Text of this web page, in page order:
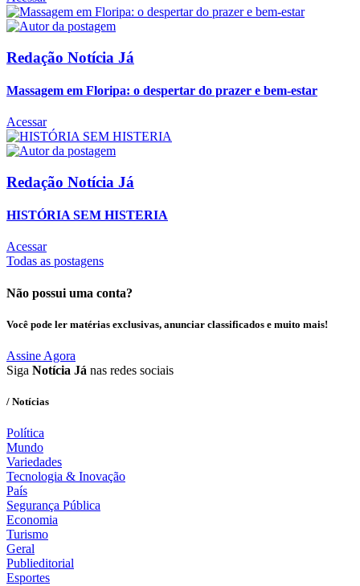
Redação Notícia Já
Massagem em Floripa: o despertar do prazer e bem-estar
Acessar
Redação Notícia Já
HISTÓRIA SEM HISTERIA
Acessar
Todas as postagens
Não possui uma conta?
Você pode ler matérias exclusivas, anunciar classificados e muito mais!
Assine Agora
Siga Notícia Já nas redes sociais
/ Notícias
Política
Mundo
Variedades
Tecnologia & Inovação
País
Segurança Pública
Economia
Turismo
Geral
Publieditorial
Esportes